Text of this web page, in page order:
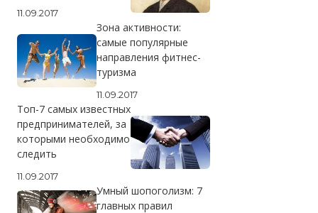
11.09.2017
Зона активности:
самые популярные
направления фитнес-
туризма
11.09.2017
Топ-7 самых известных
предпринимателей, за
которыми необходимо
следить
11.09.2017
Умный шопоголизм: 7
главных правил